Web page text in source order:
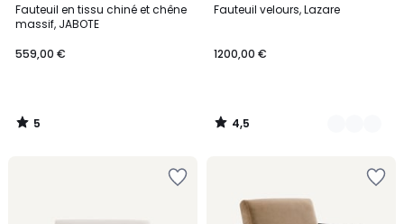
Fauteuil en tissu chiné et chêne
massif, JABOTE
559,00 €
/
5
5
/
Fauteuil velours, Lazare
1200,00 €
/ 5
Couleurs
4,5
/